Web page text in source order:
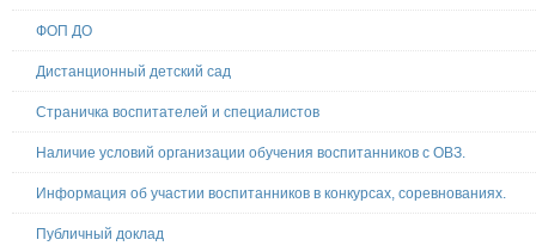
ФОП ДО
Дистанционный детский сад
Страничка воспитателей и специалистов
Наличие условий организации обучения воспитанников с ОВЗ.
Информация об участии воспитанников в конкурсах, соревнованиях.
Публичный доклад